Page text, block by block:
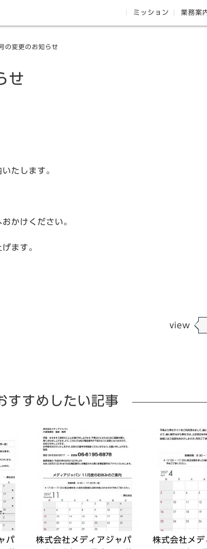
ミッション 業務案
の変更のお知らせ
せ
たします。
かけください。
ます。
view
すすめしたい記事
パ
株式会社メディアジャパ
株式会社メデ